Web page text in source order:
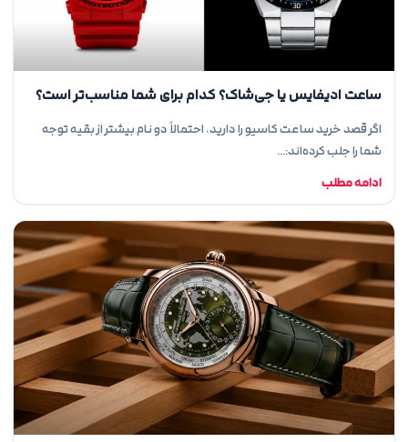
ساعت ادیفایس یا جی‌شاک؟ کدام برای شما مناسب‌تر است؟
اگر قصد خرید ساعت کاسیو را دارید، احتمالاً دو نام بیشتر از بقیه توجه
شما را جلب کرده‌اند:…
ادامه مطلب